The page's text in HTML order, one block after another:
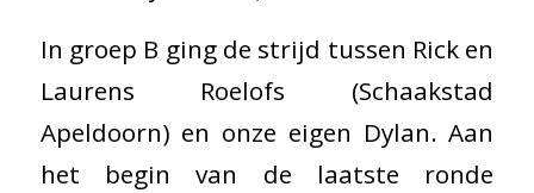
In groep B ging de strijd tussen Rick en
Laurens Roelofs (Schaakstad
Apeldoorn) en onze eigen Dylan. Aan
het begin van de laatste ronde